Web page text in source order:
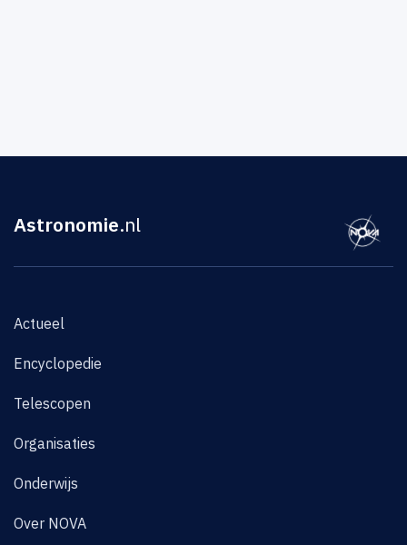
Astronomie.nl
Actueel
Encyclopedie
Telescopen
Organisaties
Onderwijs
Over NOVA